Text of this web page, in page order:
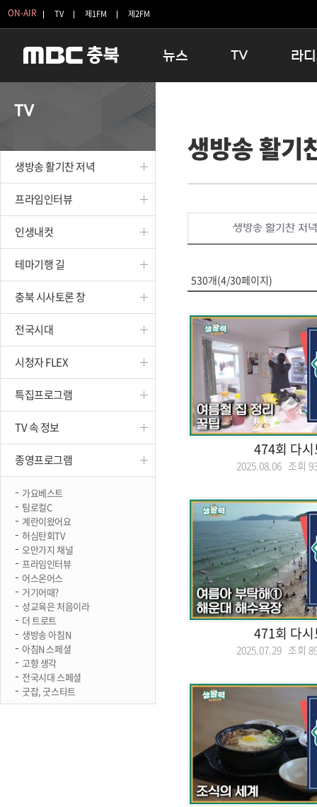
ON-AIR TV 제1FM 제2FM
뉴스
보은
옥천
TV
인생내컷
테마기행 길
시청자 FLEX
특집프로그램
라
16:00
우리 고
TV
생방송 활기찬 저녁
프라임인터뷰
인생내컷
테마기행 길
충북 시사토론 창
전국시대
시청자 FLEX
특집프로그램
TV 속 정보
종영프로그램
가요베스트
팀로컬C
계란이왔어요
허심탄회TV
오만가지 채널
프라임인터뷰
어스온어스
거기어때?
성교육은 처음이라
더 트로트
생방송 아침N
아침N 스페셜
고향 생각
전국시대 스페셜
굿잡, 굿스타트
생방송 활기
생방송 활기찬 저녁
530개(4/30페이지)
474회 다
2025.08.06 조회
471회 다
2025.07.29 조회